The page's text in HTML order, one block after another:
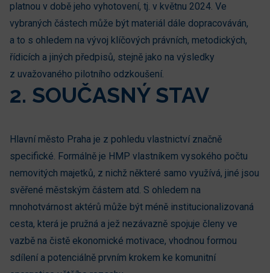
platnou v době jeho vyhotovení, tj. v květnu 2024. Ve
vybraných částech může být materiál dále dopracováván,
a to s ohledem na vývoj klíčových právních, metodických,
řídicích a jiných předpisů, stejně jako na výsledky
z uvažovaného pilotního odzkoušení.
2. SOUČASNÝ STAV
Hlavní město Praha je z pohledu vlastnictví značně
specifické. Formálně je HMP vlastníkem vysokého počtu
nemovitých majetků, z nichž některé samo využívá, jiné jsou
svěřené městským částem atd. S ohledem na
mnohotvárnost aktérů může být méně institucionalizovaná
cesta, která je pružná a jež nezávazně spojuje členy ve
vazbě na čistě ekonomické motivace, vhodnou formou
sdílení a potenciálně prvním krokem ke komunitní